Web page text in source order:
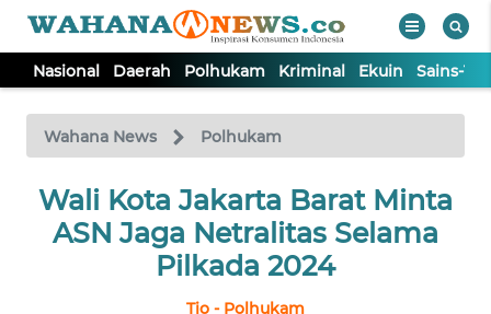
Nasional Daerah Polhukam Kriminal Ekuin Sains-
Wahana News Polhukam
Wali Kota Jakarta Barat Minta
ASN Jaga Netralitas Selama
Pilkada 2024
Tio - Polhukam
TV
Tutup
NASIONAL